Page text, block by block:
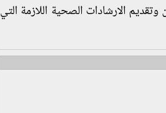
الارشادات الصحية اللازمة التي